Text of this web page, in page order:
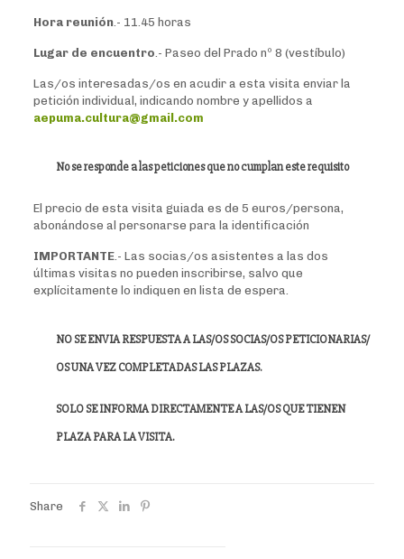
Hora reunión.- 11.45 horas
Lugar de encuentro .- Paseo del Prado nº 8 (vestíbulo)
Las/os interesadas/os en acudir a esta visita enviar la
petición individual, indicando nombre y apellidos a
aepuma.cultura@gmail.com
No se responde a las peticiones que no cumplan este requisito
El precio de esta visita guiada es de 5 euros/persona,
abonándose al personarse para la identificación
IMPORTANTE.- Las socias/os asistentes a las dos
últimas visitas no pueden inscribirse, salvo que
explícitamente lo indiquen en lista de espera.
NO SE ENVIA RESPUESTA A LAS/OS SOCIAS/OS PETICIONARIAS/
OS UNA VEZ COMPLETADAS LAS PLAZAS.
SOLO SE INFORMA DIRECTAMENTE A LAS/OS QUE TIENEN
PLAZA PARA LA VISITA.
Share